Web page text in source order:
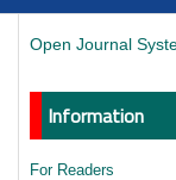
Open Journal
Information
For Readers